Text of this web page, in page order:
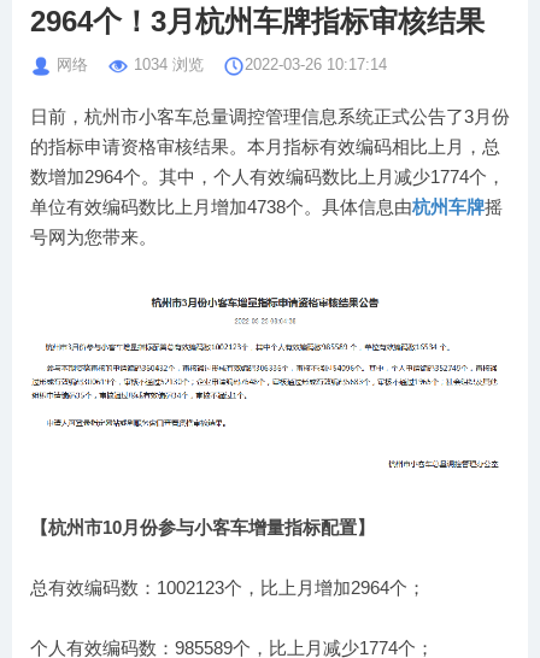
2964个！3月杭州车牌指标审核结果
网络 1034 浏览 2022-03-26 10:17:14
日前，杭州市小客车总量调控管理信息系统正式公告了3月份
的指标申请资格审核结果。本月指标有效编码相比上月，总
数增加2964个。其中，个人有效编码数比上月减少1774个，
单位有效编码数比上月增加4738个。具体信息由杭州车牌摇
号网为您带来。
【杭州市10月份参与小客车增量指标配置】
总有效编码数：1002123个，比上月增加2964个；
个人有效编码数：985589个，比上月减少1774个；